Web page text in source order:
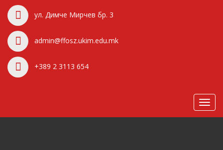
ул. Димче Мирчев бр. 3
admin@ffosz.ukim.edu.mk
+389 2 3113 654